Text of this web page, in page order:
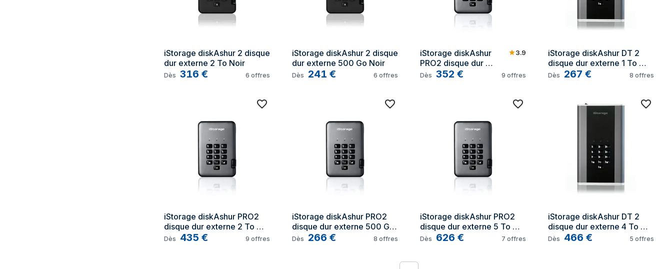
iStorage diskAshur 2 disque
dur externe 2 To Noir
Dès 316 € 6 offres
iStorage diskAshur 2 disque
dur externe 500 Go Noir
Dès 241 € 6 offres
iStorage diskAshur
PRO2 disque dur
externe 1 To Noir,
3.9
Dès 352 € 9 offres
iStorage diskAshur DT 2
disque dur externe 1 To
Noir, Graphite
Dès 267 € 8 offres
iStorage diskAshur PRO2
disque dur externe 2 To
Noir, Graphite
Dès 435 € 9 offres
iStorage diskAshur PRO2
disque dur externe 500 Go
Noir, Graphite
Dès 266 € 8 offres
iStorage diskAshur PRO2
disque dur externe 5 To
Noir, Graphite
Dès 626 € 7 offres
iStorage diskAshur DT 2
disque dur externe 4 To
Noir, Graphite
Dès 466 € 5 offres